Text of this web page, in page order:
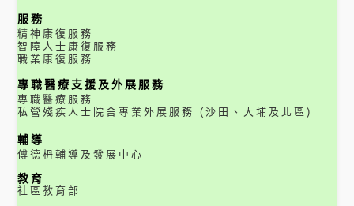
服務
精神康復服務
智障人士康復服務
職業康復服務
專職醫療支援及外展服務
專職醫療服務
私營殘疾人士院舍專業外展服務 (沙田、大埔及北區)
輔導
傅德枬輔導及發展中心
教育
社區教育部